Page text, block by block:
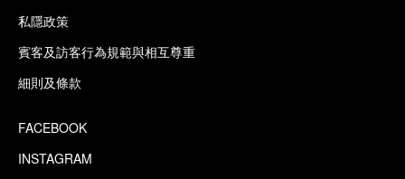
私隱政策
賓客及訪客行為規範與相互尊重
細則及條款
FACEBOOK
INSTAGRAM